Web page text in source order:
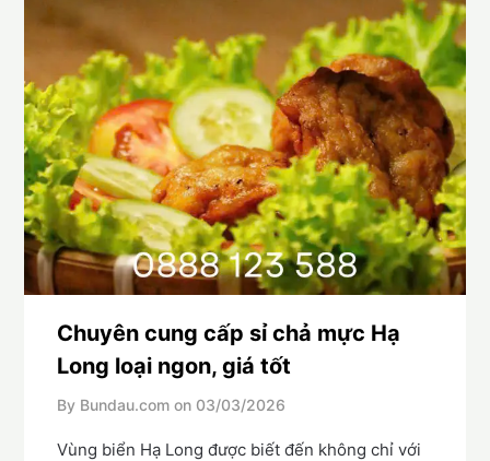
Chuyên cung cấp sỉ chả mực Hạ
Long loại ngon, giá tốt
By Bundau.com on 03/03/2026
Vùng biển Hạ Long được biết đến không chỉ với